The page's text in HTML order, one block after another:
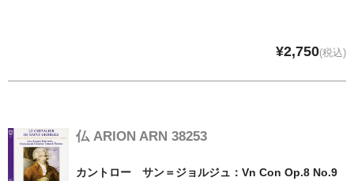
NEWS
CONTACT
¥2,750(税込)
仏 ARION ARN 38253
カントロー サン＝ジョルジュ：Vn Con Op.8 No.9